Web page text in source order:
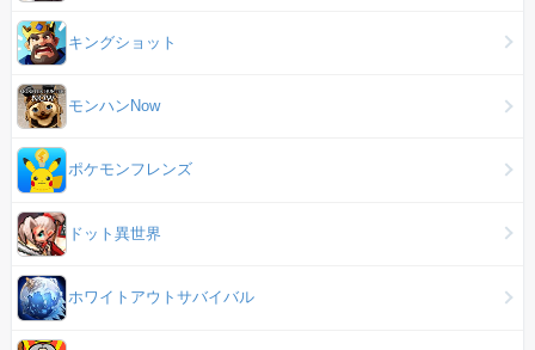
キングショット
モンハンNow
ポケモンフレンズ
ドット異世界
ホワイトアウトサバイバル